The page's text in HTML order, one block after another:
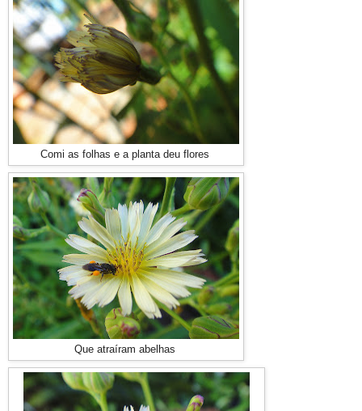
Comi as folhas e a planta deu flores
Que atraíram abelhas